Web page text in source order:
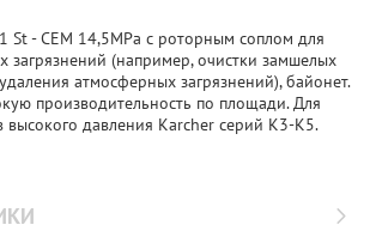
St - CEM 14,5MPa с роторным соплом для
загрязнений (например, очистки замшелых
атмосферных загрязнений), байонет.
производительность по площади. Для
высокого давления Karcher серий K3-K5.